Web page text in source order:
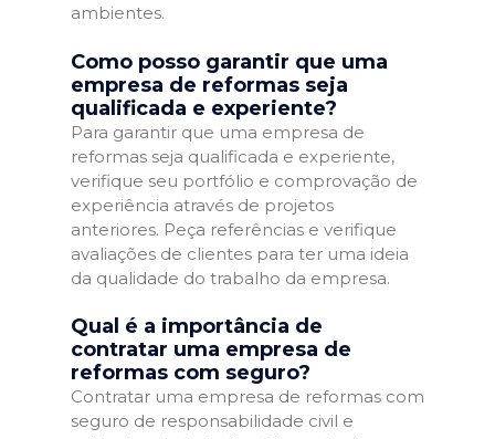
ambientes.
Como posso garantir que uma
empresa de reformas seja
qualificada e experiente?
Para garantir que uma empresa de
reformas seja qualificada e experiente,
verifique seu portfólio e comprovação de
experiência através de projetos
anteriores. Peça referências e verifique
avaliações de clientes para ter uma ideia
da qualidade do trabalho da empresa.
Qual é a importância de
contratar uma empresa de
reformas com seguro?
Contratar uma empresa de reformas com
seguro de responsabilidade civil e